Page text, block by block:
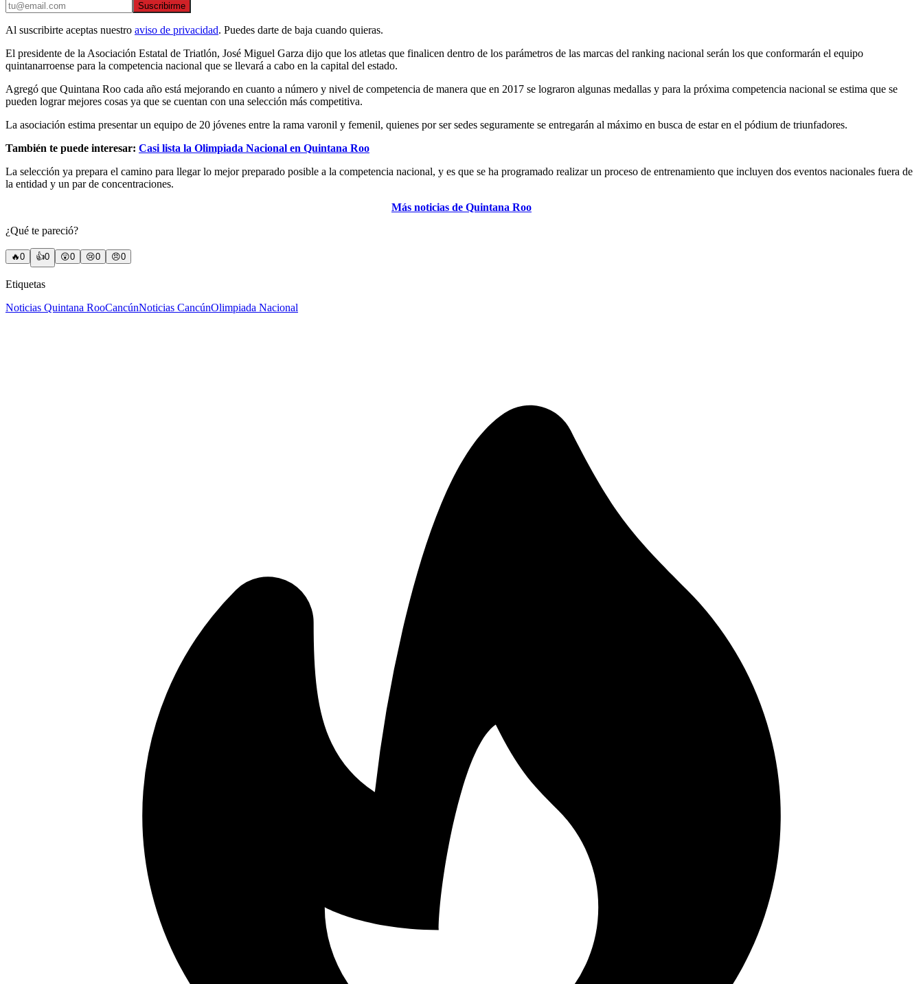
Suscribirme
Al suscribirte aceptas nuestro aviso de privacidad. Puedes darte de baja cuando quieras.
El presidente de la Asociación Estatal de Triatlón, José Miguel Garza dijo que los atletas que finalicen dentro de los parámetros de las marcas del ranking nacional serán los que conformarán el equipo
quintanarroense para la competencia nacional que se llevará a cabo en la capital del estado.
Agregó que Quintana Roo cada año está mejorando en cuanto a número y nivel de competencia de manera que en 2017 se lograron algunas medallas y para la próxima competencia nacional se estima que se
pueden lograr mejores cosas ya que se cuentan con una selección más competitiva.
La asociación estima presentar un equipo de 20 jóvenes entre la rama varonil y femenil, quienes por ser sedes seguramente se entregarán al máximo en busca de estar en el pódium de triunfadores.
También te puede interesar: Casi lista la Olimpiada Nacional en Quintana Roo
La selección ya prepara el camino para llegar lo mejor preparado posible a la competencia nacional, y es que se ha programado realizar un proceso de entrenamiento que incluyen dos eventos nacionales fuera de
la entidad y un par de concentraciones.
Más noticias de Quintana Roo
¿Qué te pareció?
🔥0 👍0 😲0 😢0 😠0
Etiquetas
Noticias Quintana RooCancúnNoticias CancúnOlimpiada Nacional